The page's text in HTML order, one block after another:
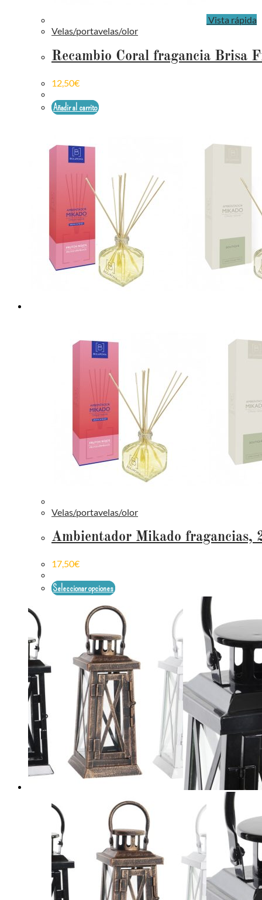
Vista rápida
Velas/portavelas/olor
Recambio Coral fragancia Brisa
12,50€
Añadir al carrito
Velas/portavelas/olor
Ambientador Mikado fragancias,
17,50€
Seleccionar opciones